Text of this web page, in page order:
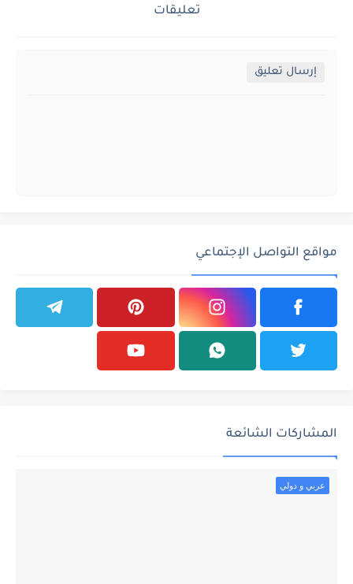
تعليقات
إرسال تعليق
مواقع التواصل الإجتماعي
المشاركات الشائعة
عربي و دولي